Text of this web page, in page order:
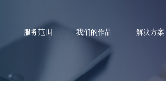
服务范围 我们的作品 解决方案